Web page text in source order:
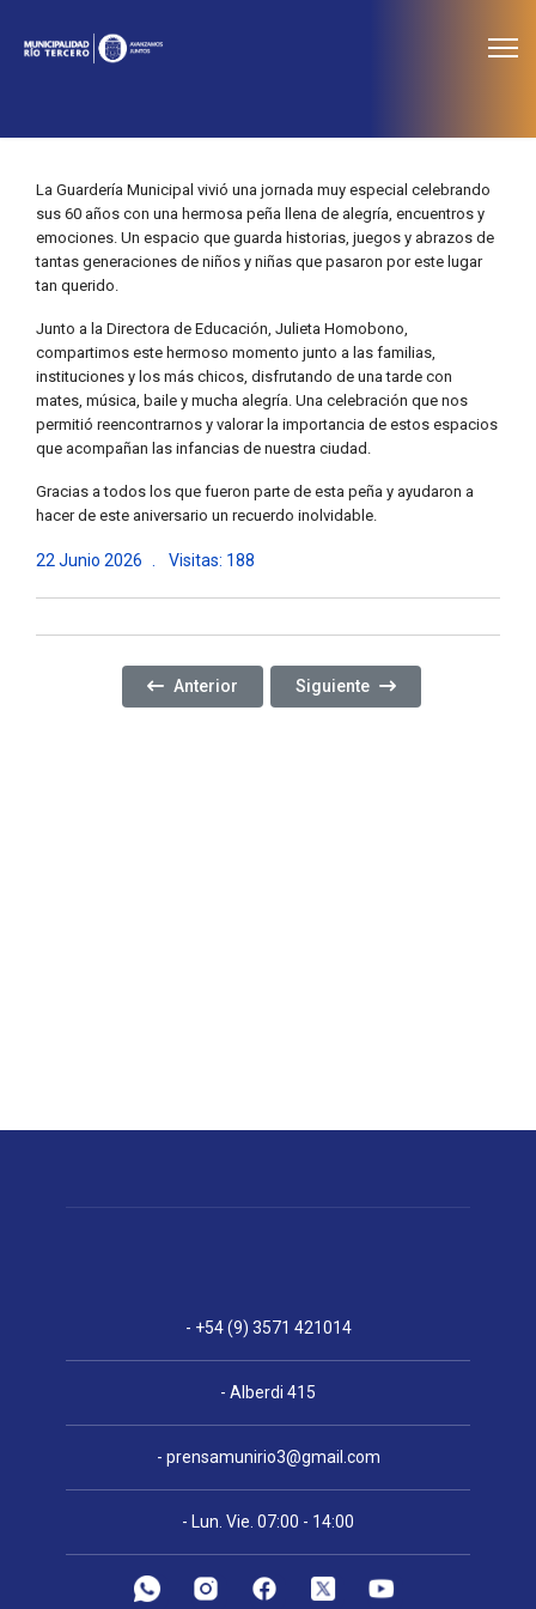
La Guardería Municipal vivió una jornada muy especial celebrando
sus 60 años con una hermosa peña llena de alegría, encuentros y
emociones. Un espacio que guarda historias, juegos y abrazos de
tantas generaciones de niños y niñas que pasaron por este lugar
tan querido.
Junto a la Directora de Educación, Julieta Homobono,
compartimos este hermoso momento junto a las familias,
instituciones y los más chicos, disfrutando de una tarde con
mates, música, baile y mucha alegría. Una celebración que nos
permitió reencontrarnos y valorar la importancia de estos espacios
que acompañan las infancias de nuestra ciudad.
Gracias a todos los que fueron parte de esta peña y ayudaron a
hacer de este aniversario un recuerdo inolvidable.
22 Junio 2026 Visitas: 188
Artículo Anterior: ¡ORGULLO RIOTERCERENSE!
Anterior Artículo Siguiente:
Siguiente
- +54 (9) 3571 421014
- Alberdi 415
- prensamunirio3@gmail.com
- Lun. Vie. 07:00 - 14:00